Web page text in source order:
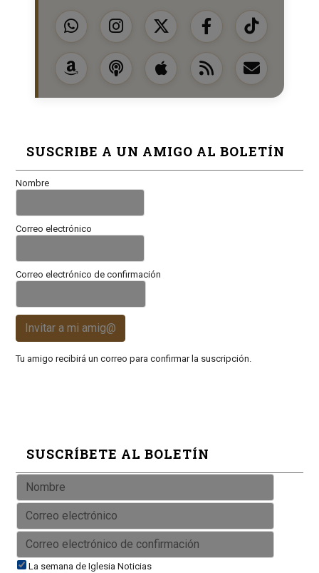
SUSCRIBE A UN AMIGO AL BOLETÍN
Nombre
Correo electrónico
Correo electrónico de confirmación
Invitar a mi amig@
Tu amigo recibirá un correo para confirmar la suscripción.
SUSCRÍBETE AL BOLETÍN
La semana de Iglesia Noticias